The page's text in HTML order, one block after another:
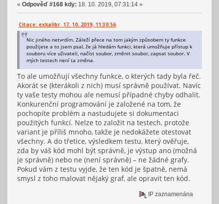
« Odpověď #168 kdy: 18. 10. 2019, 07:31:14 »
Citace: exkalibr 17. 10. 2019, 11:30:56
Nic jiného netvrdím. Záleží přece na tom jakým způsobem ty funkce
použijete a to jsem psal, že já hledám funkci, která umožňuje přístup k
souboru více uživateli, načíst soubor, změnit soubor, zapsat soubor. V
mých testech není ta změna.
To ale umožňují všechny funkce, o kterých tady byla řeč.
Akorát se (kterákoli z nich) musí správně používat. Navíc
ty vaše testy mohou ale nemusí případné chyby odhalit.
Konkurenční programování je založené na tom, že
pochopíte problém a nastudujete si dokumentaci
použitých funkcí. Nelze to založit na testech, protože
variant je příliš mnoho, takže je nedokážete otestovat
všechny. A do třetice, výsledkem testu, který ověřuje,
zda by váš kód mohl být správně, je výstup ano (možná
je správně) nebo ne (není správně) – ne žádné grafy.
Pokud vám z testu vyjde, že ten kód je špatně, nemá
smysl z toho malovat nějaký graf, ale opravit ten kód.
IP zaznamenána